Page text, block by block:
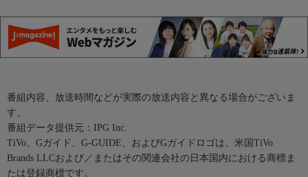
番組内容、放送時間などが実際の放送内容と異なる場合がございま
す。
番組データ提供元：IPG Inc.
TiVo、Gガイド、G-GUIDE、およびGガイドロゴは、米国TiVo
Brands LLCおよび／またはその関連会社の日本国内における商標ま
たは登録商標です。